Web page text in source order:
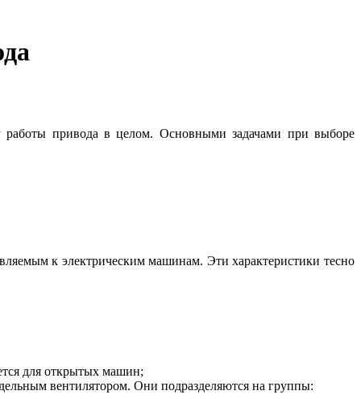
работы привода в целом. Основными задачами при выборе
к электрическим машинам. Эти характеристики тесно
для открытых машин;
вентилятором. Они подразделяются на группы: